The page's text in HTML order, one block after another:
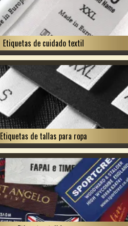
Etiquetas de cuidado textil
Etiquetas de tallas para ropa